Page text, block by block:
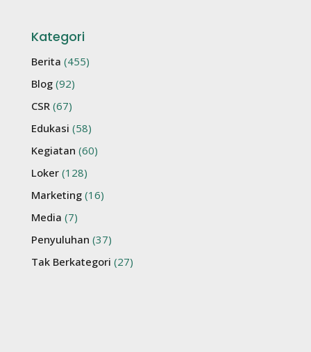
Kategori
Berita (455)
Blog (92)
CSR (67)
Edukasi (58)
Kegiatan (60)
Loker (128)
Marketing (16)
Media (7)
Penyuluhan (37)
Tak Berkategori (27)